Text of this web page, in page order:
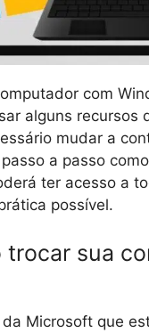
com
alguns
mudar a
a passo
ter acesso a
possível.
trocar sua
Microsoft que